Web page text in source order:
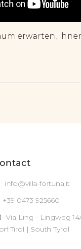
erwarten,
info@villa-fortuna.it
+39 0473 925660
Via Ling - Lingweg
Tirol | South Tyrol